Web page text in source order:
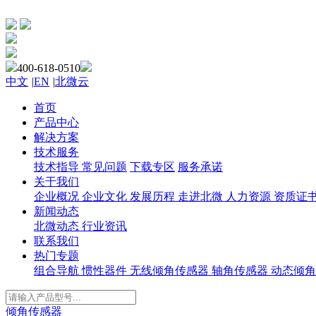
400-618-0510
中文 |EN |北微云
首页
产品中心
解决方案
技术服务
技术指导 常见问题 下载专区 服务承诺
关于我们
企业概况 企业文化 发展历程 走进北微 人力资源 资质证
新闻动态
北微动态 行业资讯
联系我们
热门专题
组合导航 惯性器件 无线倾角传感器 轴角传感器 动态倾
倾角传感器